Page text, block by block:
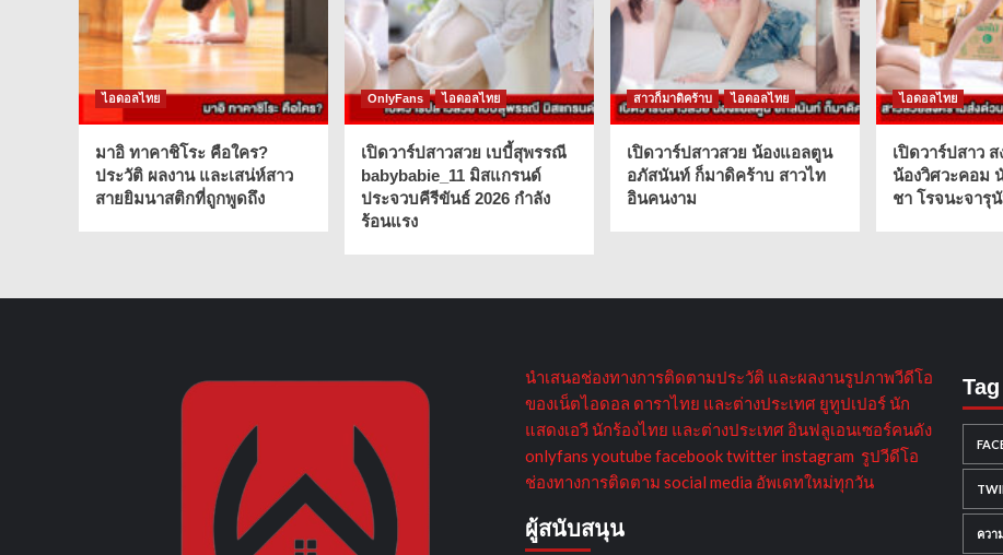
ไอดอลไทย
มาอิ ทาคาชิโระ คือใคร?
ประวัติ ผลงาน และเสน่ห์สาว
สายยิมนาสติกที่ถูกพูดถึง
OnlyFans ไอดอลไทย
เปิดวาร์ปสาวสวย เบบี้สุพรรณี
babybabie_11 มิสแกรนด์
ประจวบคีรีขันธ์ 2026 กำลัง
ร้อนแรง
สาวก็มาดิคร้าบ ไอดอลไทย
เปิดวาร์ปสาวสวย น้องแอลตูน
อภัสนันท์ ก็มาดิคร้าบ สาวไท
อินคนงาม
ไอดอลไทย
เปิดวาร์ปสาว
น้องวิศวะคอม
ชา โรจนะจารุ
นำเสนอช่องทางการติดตามประวัติ และผลงานรูปภาพวีดีโอ
ของเน็ตไอดอล ดาราไทย และต่างประเทศ ยูทูปเปอร์ นัก
แสดงเอวี นักร้องไทย และต่างประเทศ อินฟลูเอนเซอร์คนดัง
onlyfans youtube facebook twitter instagram รูปวีดีโอ
ช่องทางการติดตาม social media อัพเดทใหม่ทุกวัน
ผู้สนับสนุน
Tag
ควา